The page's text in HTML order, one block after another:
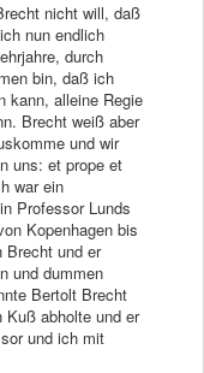
nicht will, daß
nun endlich
durch
bin, daß ich
kann, alleine Regie
Brecht weiß aber
und wir
uns: et prope et
war ein
Professor Lunds
Kopenhagen bis
Brecht und er
und dummen
Bertolt Brecht
abholte und er
und ich mit